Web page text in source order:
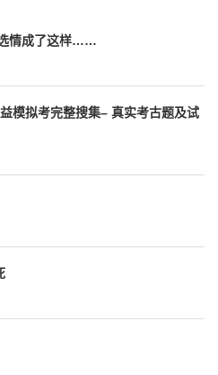
情成了这样……
模拟考完整搜集– 真实考古题及试